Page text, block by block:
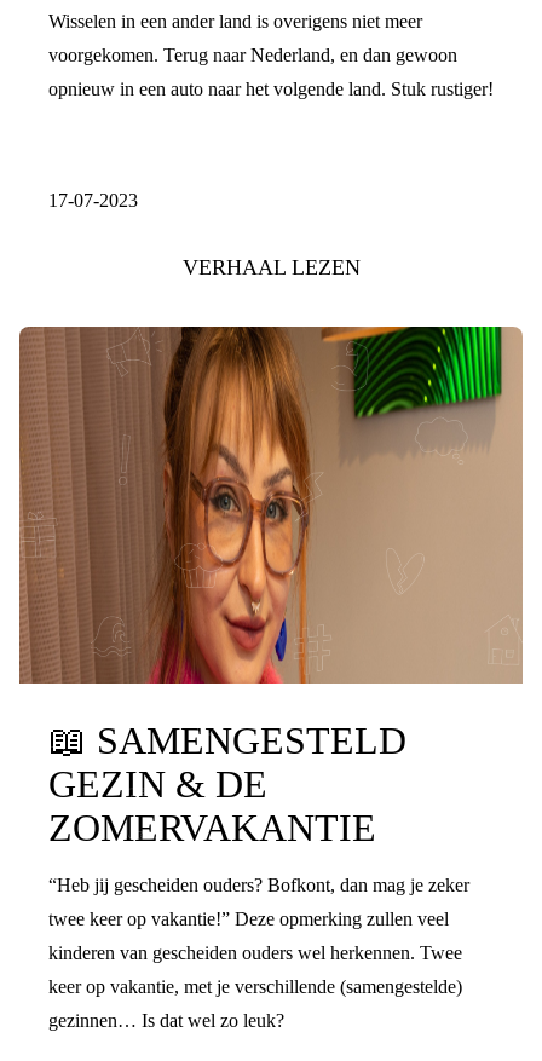
Wisselen in een ander land is overigens niet meer
voorgekomen. Terug naar Nederland, en dan gewoon
opnieuw in een auto naar het volgende land. Stuk rustiger!
17-07-2023
VERHAAL LEZEN
📖 SAMENGESTELD
GEZIN & DE
ZOMERVAKANTIE
“Heb jij gescheiden ouders? Bofkont, dan mag je zeker
twee keer op vakantie!” Deze opmerking zullen veel
kinderen van gescheiden ouders wel herkennen. Twee
keer op vakantie, met je verschillende (samengestelde)
gezinnen… Is dat wel zo leuk?